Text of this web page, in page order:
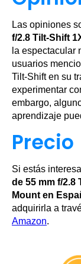
Las opiniones
f/2.8 Tilt-Shift
la espectacular
usuarios
Tilt-Shift en su
experimentar
embargo,
aprendizaje
Precio
Si estás
de 55 mm f/2.8
Mount en
adquirirla a
Amazon.